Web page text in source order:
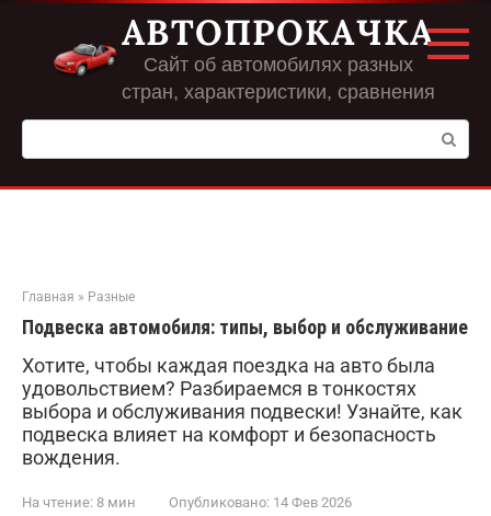
Перейти
контенту
АВТОПРОКАЧКА
Сайт об автомобилях разных
стран, характеристики, сравнения
Поиск:
Главная » Разные
Подвеска автомобиля: типы, выбор и обслуживание
Хотите, чтобы каждая поездка на авто была
удовольствием? Разбираемся в тонкостях
выбора и обслуживания подвески! Узнайте, как
подвеска влияет на комфорт и безопасность
вождения.
На чтение: 8 мин Опубликовано: 14 Фев 2026